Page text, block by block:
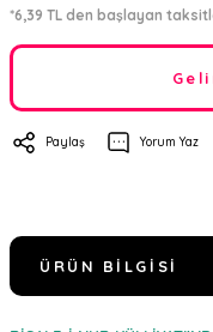
*6,39 TL den başlayan
Paylaş Yorum Yaz
ÜRÜN BILGISI